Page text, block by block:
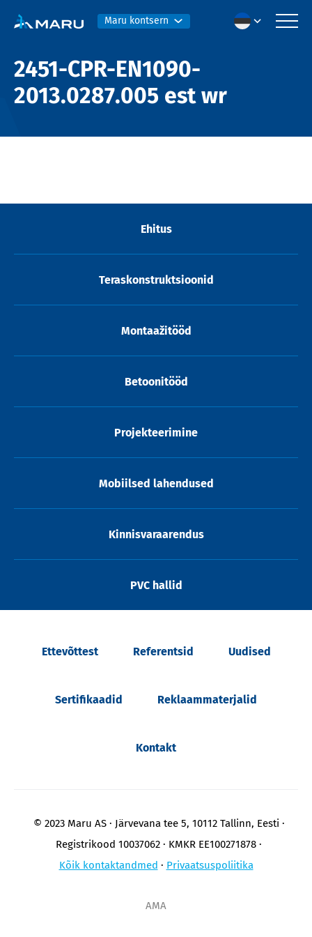
Maru kontsern
2451-CPR-EN1090-
2013.0287.005 est wr
Ehitus
Teraskonstruktsioonid
Montaažitööd
Betoonitööd
Projekteerimine
Mobiilsed lahendused
Kinnisvaraarendus
PVC hallid
Ettevõttest Referentsid Uudised
Sertifikaadid Reklaammaterjalid
Kontakt
© 2023 Maru AS
Järvevana tee 5, 10112 Tallinn, Eesti
Registrikood 10037062
KMKR EE100271878
Kõik kontaktandmed
Privaatsuspoliitika
AMA